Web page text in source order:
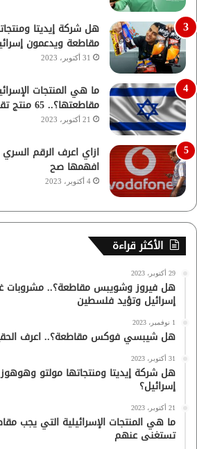
هل شركة إيديتا
مقاطعة ويدعمون
31 أكتوبر، 2023
ما هي المنتجات
مقاطعتها؟.. 65 منتج تقدر تستغنى عنهم
21 أكتوبر، 2023
ازاي اعرف الرقم
افهمها صح
4 أكتوبر، 2023
الأكثر قراءة
29 أكتوبر، 2023
هل فيروز وشويبس مقاطعة؟.. مشروبات
إسرائيل وتؤيد فلسطين
1 نوفمبر، 2023
هل شيبسي فوكس مقاطعة؟.. اعرف
31 أكتوبر، 2023
هل شركة إيديتا ومنتجاتها مولتو
إسرائيل؟
21 أكتوبر، 2023
تستغنى عنهم